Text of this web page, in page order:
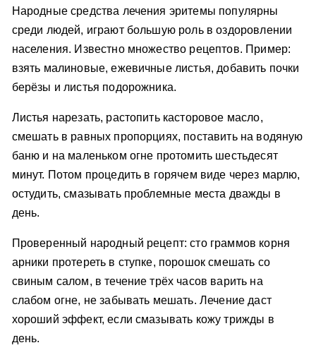
Народные средства лечения эритемы популярны
среди людей, играют большую роль в оздоровлении
населения. Известно множество рецептов. Пример:
взять малиновые, ежевичные листья, добавить почки
берёзы и листья подорожника.
Листья нарезать, растопить касторовое масло,
смешать в равных пропорциях, поставить на водяную
баню и на маленьком огне протомить шестьдесят
минут. Потом процедить в горячем виде через марлю,
остудить, смазывать проблемные места дважды в
день.
Проверенный народный рецепт: сто граммов корня
арники протереть в ступке, порошок смешать со
свиным салом, в течение трёх часов варить на
слабом огне, не забывать мешать. Лечение даст
хороший эффект, если смазывать кожу трижды в
день.